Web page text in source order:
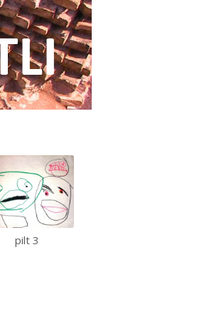
pilt 3